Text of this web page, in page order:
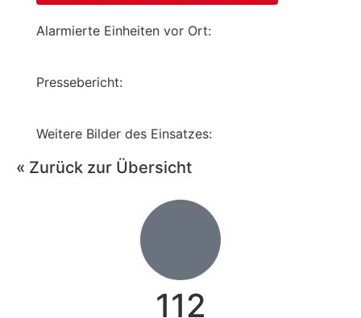
Alarmierte Einheiten vor Ort:
Pressebericht:
Weitere Bilder des Einsatzes:
« Zurück zur Übersicht
112